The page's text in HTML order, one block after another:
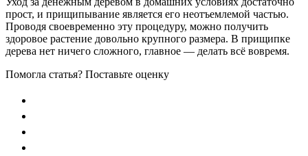
прост, и прищипывание является его неотъемлемой частью.
Проводя своевременно эту процедуру, можно получить
здоровое растение довольно крупного размера. В прищипке
дерева нет ничего сложного, главное — делать всё вовремя.
Помогла статья? Поставьте оценку